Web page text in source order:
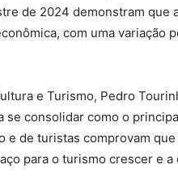
de 2024 demonstram que
com uma variação
e Turismo, Pedro
se consolidar como o
e de turistas comprovam
para o turismo crescer e a